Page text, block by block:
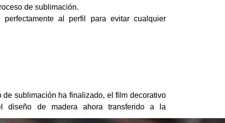
de sublimación.
al perfil para evitar cualquier
de sublimación ha finalizado, el film decorativo
diseño de madera ahora transferido a la